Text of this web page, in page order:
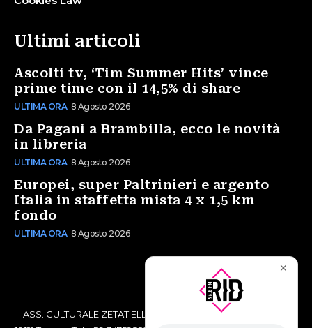
Ultimi articoli
Ascolti tv, ‘Tim Summer Hits’ vince
prime time con il 14,5% di share
ULTIMA ORA 8 Agosto 2026
Da Pagani a Brambilla, ecco le novità
in libreria
ULTIMA ORA 8 Agosto 2026
Europei, super Paltrinieri e argento
Italia in staffetta mista 4 x 1,5 km
fondo
ULTIMA ORA 8 Agosto 2026
ASS. CULTURALE ZETATIELLE OFF via Vittorio Amedeo II, 21 -
✕